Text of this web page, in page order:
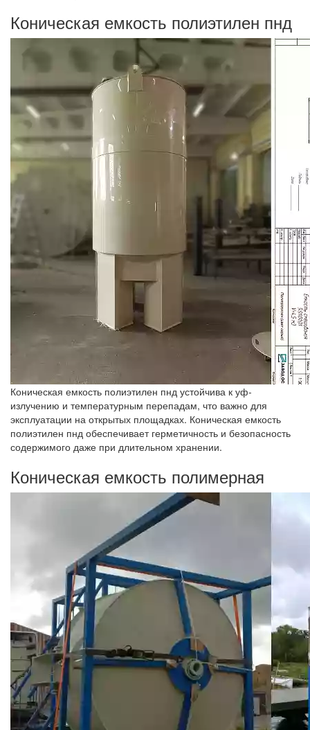
Коническая емкость полиэтилен пнд
Коническая емкость полиэтилен пнд устойчива к уф-
излучению и температурным перепадам, что важно для
эксплуатации на открытых площадках. Коническая емкость
полиэтилен пнд обеспечивает герметичность и безопасность
содержимого даже при длительном хранении.
Коническая емкость полимерная